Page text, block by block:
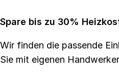
Spare bis zu 30%
Wir finden die passende
Sie mit eigenen